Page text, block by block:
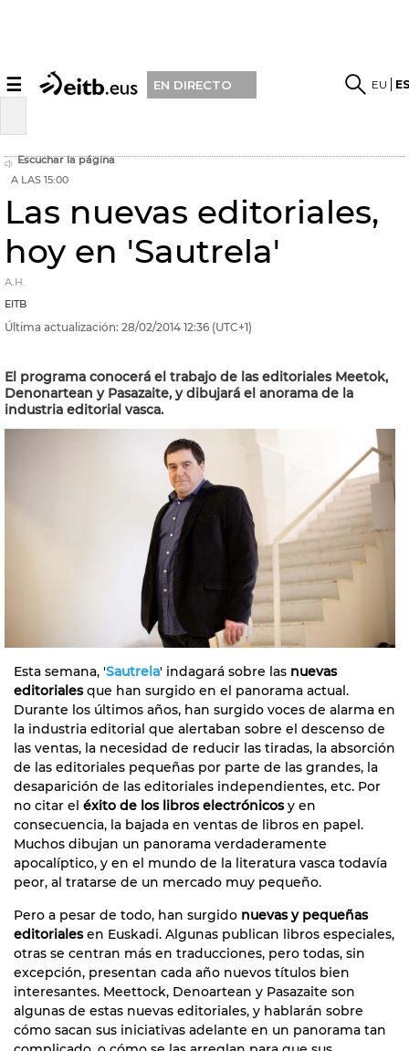
☰ EN DIRECTO EU
Escuchar la página
A LAS 15:00
Las nuevas editoriales,
hoy en 'Sautrela'
A.H.
EITB
Última actualización: 28/02/2014 12:36 (UTC+1)
El programa conocerá el trabajo de las editoriales Meetok,
Denonartean y Pasazaite, y dibujará el anorama de la
industria editorial vasca.
Esta semana, 'Sautrela' indagará sobre las nuevas
editorialesque han surgido en el panorama actual.
Durante los últimos años, han surgido voces de alarma en
la industria editorial que alertaban sobre el descenso de
las ventas, la necesidad de reducir las tiradas, la absorción
de las editoriales pequeñas por parte de las grandes, la
desaparición de las editoriales independientes, etc. Por
no citar el éxito de los libros electrónicosy en
consecuencia, la bajada en ventas de libros en papel.
Muchos dibujan un panorama verdaderamente
apocalíptico, y en el mundo de la literatura vasca todavía
peor, al tratarse de un mercado muy pequeño.
Pero a pesar de todo, han surgido nuevas y pequeñas
editorialesen Euskadi. Algunas publican libros especiales,
otras se centran más en traducciones, pero todas, sin
excepción, presentan cada año nuevos títulos bien
interesantes. Meettock, Denoartean y Pasazaite son
algunas de estas nuevas editoriales, y hablarán sobre
cómo sacan sus iniciativas adelante en un panorama tan